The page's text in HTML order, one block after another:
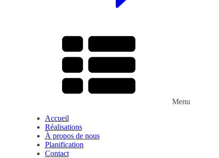
Menu
Accueil
Réalisations
À propos de nous
Planification
Contact